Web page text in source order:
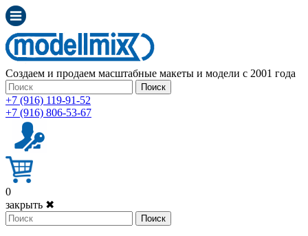
Создаем и продаем масштабные макеты и модели с 2001 года
Поиск
+7 (916) 119-91-52
+7 (916) 806-53-67
0
закрыть ✖
Поиск